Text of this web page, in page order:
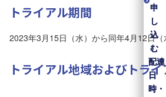
申
し
込
む
配達
日
時・
申
し
込
む
配達
日
時・
トライアル期間
2023年3月15日（水）から同年4月12日
トライアル地域およびトラ